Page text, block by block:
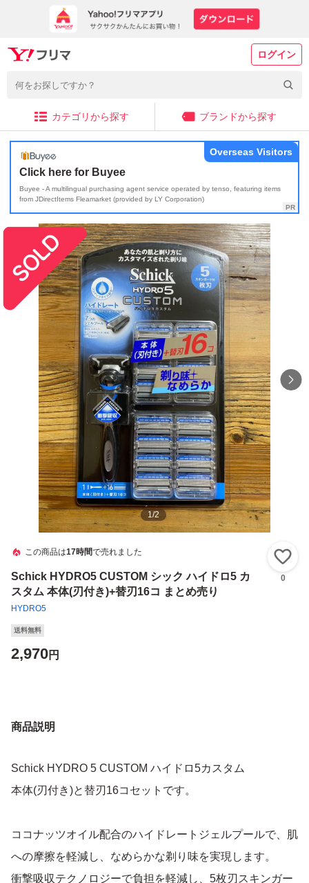
ログイン
カテゴリから探す ブランドから探す
Click here for Buyee
Buyee - A multilingual purchasing agent service operated by tenso, featuring items
from JDirectItems Fleamarket (provided by LY Corporation)
Overseas Visitors
1/2
この商品は17時間で売れました
Schick HYDRO5 CUSTOM シック ハイドロ5 カ
スタム 本体(刃付き)+替刃16コ まとめ売り
HYDRO5
0
送料無料
2,970円
商品説明
Schick HYDRO 5 CUSTOM ハイドロ5カスタム
本体(刃付き)と替刃16コセットです。
ココナッツオイル配合のハイドレートジェルプールで、肌
への摩擦を軽減し、なめらかな剃り味を実現します。
衝撃吸収テクノロジーで負担を軽減し、5枚刃スキンガー